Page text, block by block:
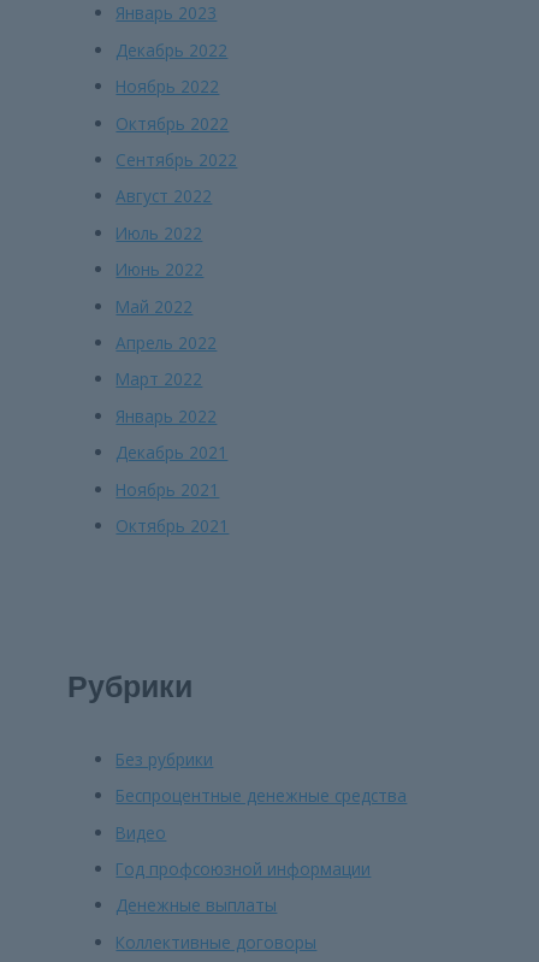
Январь 2023
Декабрь 2022
Ноябрь 2022
Октябрь 2022
Сентябрь 2022
Август 2022
Июль 2022
Июнь 2022
Май 2022
Апрель 2022
Март 2022
Январь 2022
Декабрь 2021
Ноябрь 2021
Октябрь 2021
Рубрики
Без рубрики
Беспроцентные денежные средства
Видео
Год профсоюзной информации
Денежные выплаты
Коллективные договоры